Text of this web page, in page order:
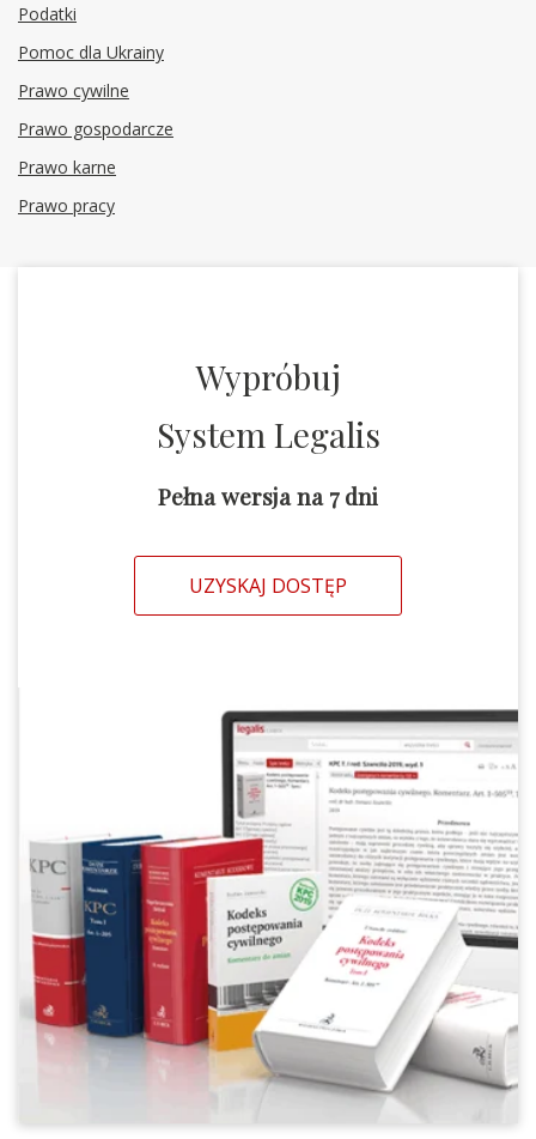
Podatki
Pomoc dla Ukrainy
Prawo cywilne
Prawo gospodarcze
Prawo karne
Prawo pracy
Wypróbuj
System Legalis
Pełna wersja na 7 dni
UZYSKAJ DOSTĘP